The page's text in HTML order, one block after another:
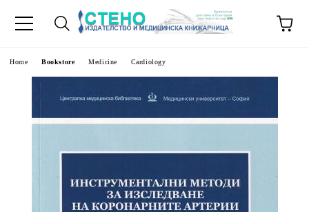
Home Bookstore Medicine Cardiology